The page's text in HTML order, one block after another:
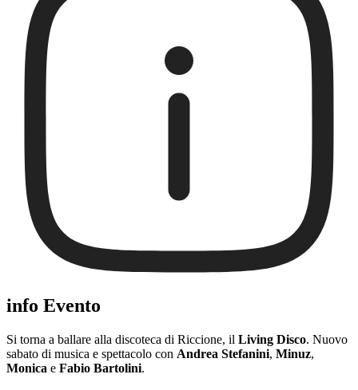
info Evento
Si torna a ballare alla discoteca di Riccione, il Living Disco. Nuovo
sabato di musica e spettacolo con Andrea Stefanini, Minuz,
Monica e Fabio Bartolini.